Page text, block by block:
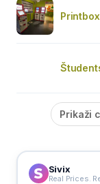
Prikaži
Sivix
Real Prices.